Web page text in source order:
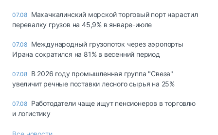
07.08 Махачкалинский морской торговый порт нарастил
перевалку грузов на 45,9% в январе-июле
07.08 Международный грузопоток через аэропорты
Ирана сократился на 81% в весенний период
07.08 В 2026 году промышленная группа "Свеза"
увеличит речные поставки лесного сырья на 25%
07.08 Работодатели чаще ищут пенсионеров в торговлю
и логистику